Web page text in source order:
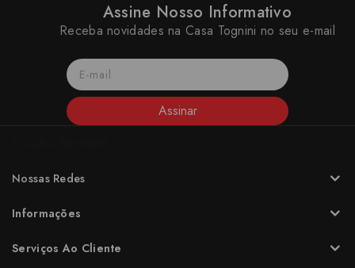
Assine Nosso Informativo
Receba novidades na Casa Tognini no seu e-mail
Assinar
Nossas Redes
Informações
Serviços Ao Cliente